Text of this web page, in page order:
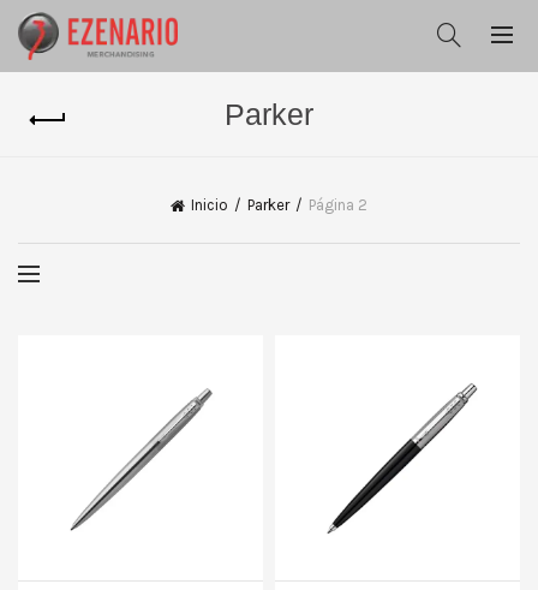
Parker
Inicio Parker Página 2